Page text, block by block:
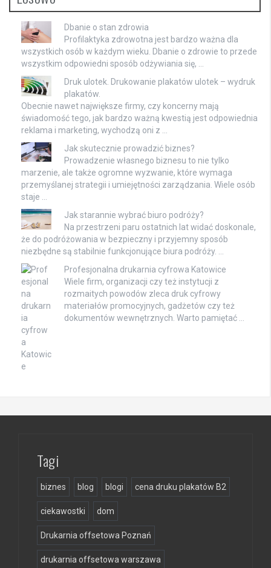
Dbanie o stan zdrowia
Profilaktyka zdrowotna jest bardzo ważna dla
wszystkich osób w każdym wieku. Dbanie o zdrowie to przede
wszystkim odpowiedni sposób odżywiania się, …
Druk ulotek. Drukowanie plakatów ulotek – wydruk
plakatów.
Obecnie nawet największe firmy, czy koncerny mają
świadomość tego, jak bardzo ważną kwestią jest odpowiednia
reklama i marketing, wychodzą oni z …
Jak skutecznie prowadzić biznes?
Prowadzenie własnego biznesu to nie tylko
marzenie, ale także ogromne wyzwanie, które wymaga
przemyślanej strategii i umiejętności zarządzania. Wiele osób
staje …
Jak starannie wybrać biuro podróży?
Na przestrzeni paru ostatnich lat widać doskonale,
że do podróżowania w bezpieczny i przyjemny sposób
niezbędne są stabilnie funkcjonujące biura podróży. …
Profesjonalna drukarnia cyfrowa Katowice
Wiele firm, organizacji czy też instytucji z
rozmaitych powodów zleca druk cyfrowy
materiałów promocyjnych, gadżetów czy też
dokumentów wewnętrznych. Warto pamiętać …
Tagi
biznes blog blogi cena druku plakatów B2
ciekawostki dom
Drukarnia offsetowa Poznań
drukarnia offsetowa warszawa